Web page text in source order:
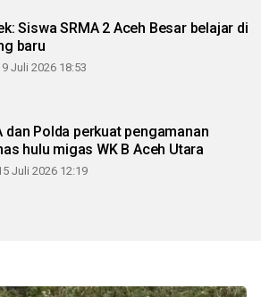
Siswa SRMA 2 Aceh Besar belajar di
baru
Juli 2026 18:53
dan Polda perkuat pengamanan
hulu migas WK B Aceh Utara
Juli 2026 12:19